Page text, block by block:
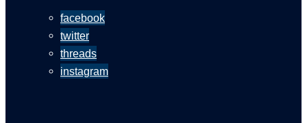
facebook
twitter
threads
instagram